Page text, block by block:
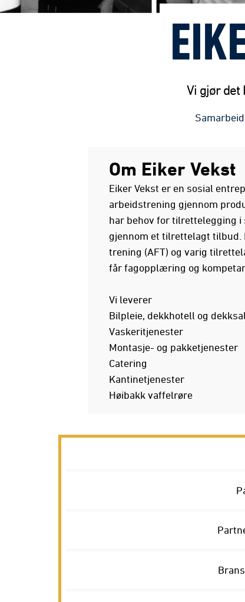
Vi gjør det
Om Eiker Vekst
Eiker Vekst er en sosial
arbeidstrening gjennom
har behov for tilrettelegging
gjennom et tilrettelagt
trening (AFT) og varig
får fagopplæring og
Vi leverer
Bilpleie, dekkhotell og
Vaskeritjenester
Montasje- og pakketjenester
Catering
Kantinetjenester
Høibakk vaffelrøre